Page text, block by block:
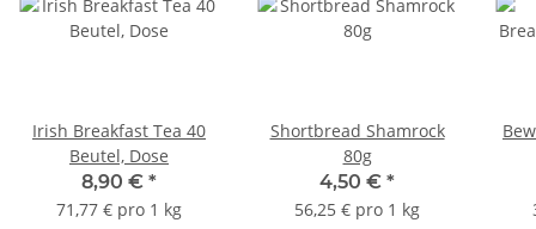
Irish Breakfast Tea 40
Beutel, Dose
8,90 € *
71,77 € pro 1 kg
Shortbread Shamrock
80g
4,50 € *
56,25 € pro 1 kg